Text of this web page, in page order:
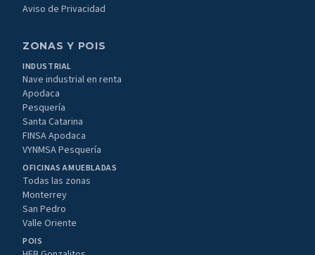
Aviso de Privacidad
ZONAS Y POIS
INDUSTRIAL
Nave industrial en renta
Apodaca
Pesquería
Santa Catarina
FINSA Apodaca
VYNMSA Pesquería
OFICINAS AMUEBLADAS
Todas las zonas
Monterrey
San Pedro
Valle Oriente
POIS